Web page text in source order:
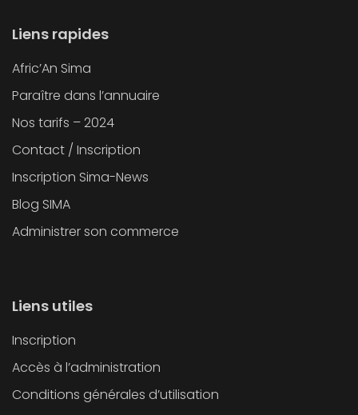
Liens rapides
Afric’An Sima
Paraître dans l’annuaire
Nos tarifs – 2024
Contact / Inscription
Inscription Sima-News
Blog SIMA
Administrer son commerce
Liens utiles
Inscription
Accès à l’administration
Conditions générales d’utilisation